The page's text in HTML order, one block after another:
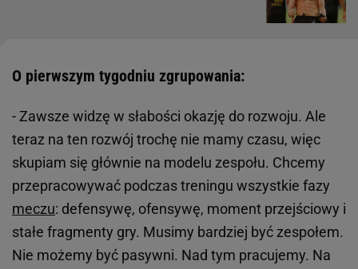
O pierwszym tygodniu zgrupowania:
- Zawsze widzę w słabości okazję do rozwoju. Ale
teraz na ten rozwój trochę nie mamy czasu, więc
skupiam się głównie na modelu zespołu. Chcemy
przepracowywać podczas treningu wszystkie fazy
meczu: defensywę, ofensywę, moment przejściowy i
stałe fragmenty gry. Musimy bardziej być zespołem.
Nie możemy być pasywni. Nad tym pracujemy. Na